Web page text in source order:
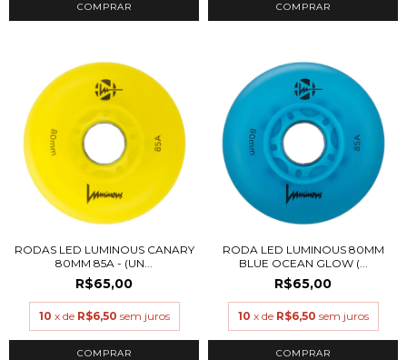
COMPRAR COMPRAR
RODAS LED LUMINOUS CANARY
80MM 85A - (UN...
R$65,00
10 x de R$6,50 sem juros
COMPRAR
RODA LED LUMINOUS 80MM
BLUE OCEAN GLOW (...
R$65,00
10 x de R$6,50 sem juros
COMPRAR